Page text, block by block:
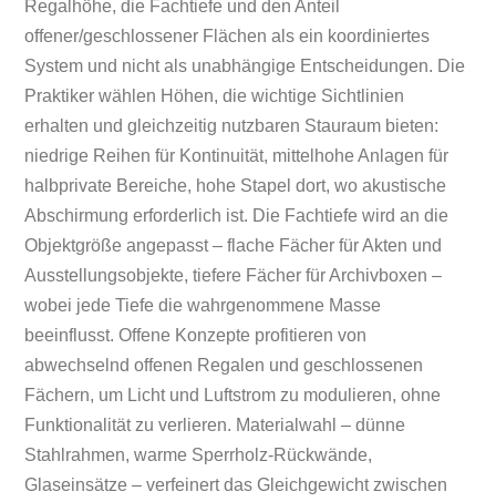
Regalhöhe, die Fachtiefe und den Anteil
offener/geschlossener Flächen als ein koordiniertes
System und nicht als unabhängige Entscheidungen. Die
Praktiker wählen Höhen, die wichtige Sichtlinien
erhalten und gleichzeitig nutzbaren Stauraum bieten:
niedrige Reihen für Kontinuität, mittelhohe Anlagen für
halbprivate Bereiche, hohe Stapel dort, wo akustische
Abschirmung erforderlich ist. Die Fachtiefe wird an die
Objektgröße angepasst – flache Fächer für Akten und
Ausstellungsobjekte, tiefere Fächer für Archivboxen –
wobei jede Tiefe die wahrgenommene Masse
beeinflusst. Offene Konzepte profitieren von
abwechselnd offenen Regalen und geschlossenen
Fächern, um Licht und Luftstrom zu modulieren, ohne
Funktionalität zu verlieren. Materialwahl – dünne
Stahlrahmen, warme Sperrholz-Rückwände,
Glaseinsätze – verfeinert das Gleichgewicht zwischen